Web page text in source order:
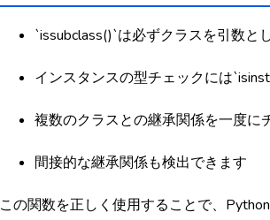
`issubclass()`は必ずクラスを引数と
インスタンスの型チェックには
複数のクラスとの継承関係を一度に
間接的な継承関係も検出できます
この関数を正しく使用することで、